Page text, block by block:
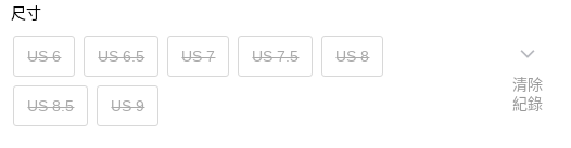
尺寸
US 6 US 6.5 US 7 US 7.5 US 8
US 8.5 US 9
清除
紀錄